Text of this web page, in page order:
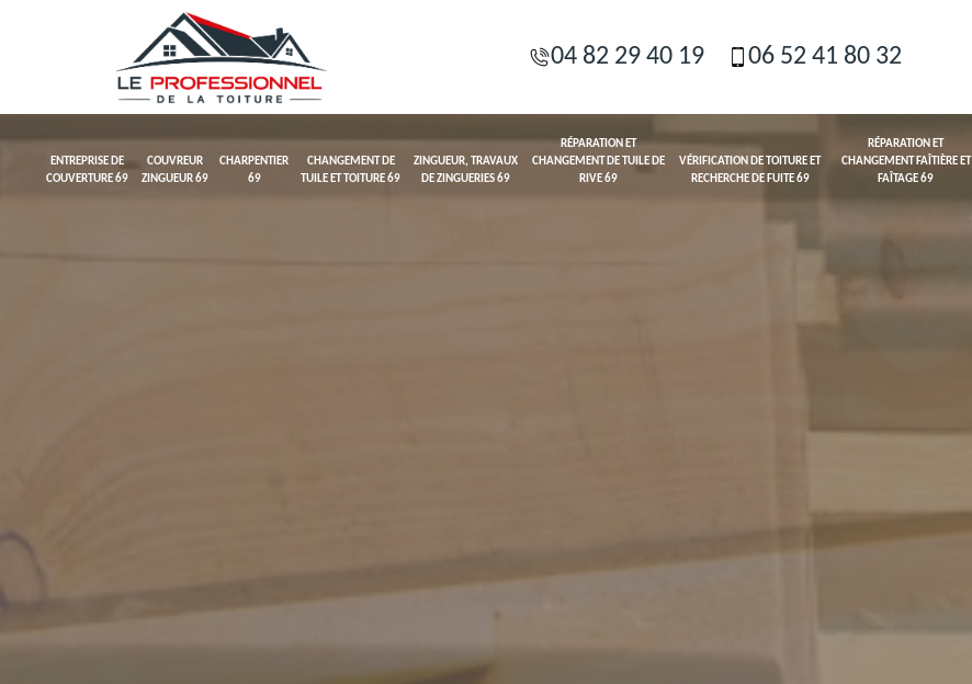
04 82 29 40 19 06 52 41 80 32
ENTREPRISE DE
COUVERTURE 69
COUVREUR
ZINGUEUR 69
CHARPENTIER
69
CHANGEMENT DE
TUILE ET TOITURE 69
ZINGUEUR, TRAVAUX
DE ZINGUERIES 69
RÉPARATION ET
CHANGEMENT DE TUILE DE
RIVE 69
VÉRIFICATION DE TOITURE ET
RECHERCHE DE FUITE 69
RÉPARATION ET
CHANGEMENT FAÎTIÈRE ET
FAÎTAGE 69